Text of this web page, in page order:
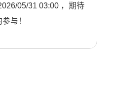
05/31 03:00 ，期待
与！